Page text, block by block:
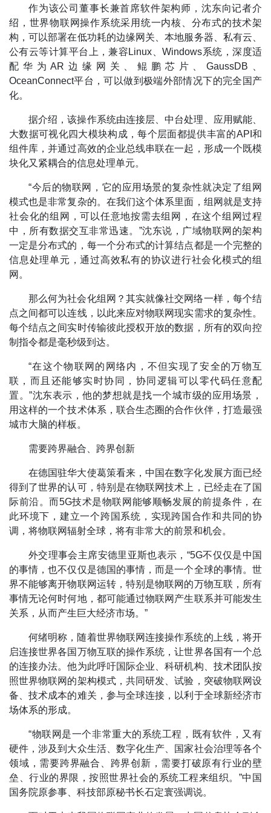
作为该公司董事长兼首席软件架构师，沈东向记者介
绍，世界物联网操作系统采用统一内核、分布式的技术架
构，可以部署在低功耗的边缘网关、本地服务器、私有云、
公有云等计算平台上，兼容Linux、Windows系统，深度适
配华为AR边缘网关、鲲鹏芯片、GaussDB、
OceanConnect平台，可以做到极端外部情况下的完全国产
化。
据介绍，该操作系统由连接层、中台处理、应用赋能、
大数据可视化四大模块构成，每个层面都提供丰富的API和
组件库，并通过高效的企业总线串联在一起，形成一个既模
块化又紧耦合的信息处理单元。
“今后的物联网，它的应用场景的复杂性就决定了组网
模式也是非常复杂的。在我们这个体系里面，组网就是支持
社会化的组网，可以任意地按需去组网，在这个组网过程
中，所有数据交互非常迅速。”沈东说，广域物联网的架构
一定是分布式的，每一个分布式的计算结点都是一个完整的
信息处理单元，通过高效私有的协议进行社会化模式的组
网。
那么何为社会化组网？其实就像社交网络一样，每个结
点之间都可以连线，以此来应对物联网现实需求的复杂性。
每个结点之间实时传输彼此授权开放的数据，所有的双向控
制指令都是毫秒级到达。
“在这个物联网的网络内，不但实现了安全的万物互
联，而且还能够实时协同，协同逻辑可以零代码任意配
置。”沈东表示，他的梦想就是找一个城市级的应用场景，
用这样的一个技术体系，联合生态圈的合作伙伴，打造最强
城市大脑的样板。
需要跨界融合、跨界创新
在德国驻华大使葛策看来，中国在数字化发展方面已经
得到了世界的认可，特别是在物联网技术上，已经走在了国
际前沿。而5G技术是物联网能够顺畅发展的前提条件，在
此环境下，建立一个跨国系统，实现跨国合作和共同的协
调，将物联网辐射全球，将有非常大的前景和机会。
外交理事会主席安德里亚斯也表示，“5G不仅仅是中国
的事情，也不仅仅是德国的事情，而是一个全球的事情。世
界不能够离开物联网运转，特别是物联网的万物互联，所有
事情无论何时何地，都可能通过物联网产生联系并可能发生
关系，从而产生巨大经济市场。”
何绪明称，随着世界物联网连接操作系统的上线，将开
启连接世界各国万物互联的操作系统，让世界各国有一个总
的连接办法。他为此呼吁国际企业、科研机构、技术团队按
照世界物联网的架构模式，共同研发、试验，突破物联网设
备、技术成本的难关，参与全球连接，以利于全球新经济市
场体系的形成。
“物联网是一个非常重大的系统工程，既有软件，又有
硬件，涉及到大众生活、数字化生产、国家社会治理等各个
领域，需要跨界融合、跨界创新，需要打破原有行业的壁
垒、行业的界限，按照世界社会的系统工程来组织。”中国
国务院原参事、科技部原秘书长石定寰强调说。